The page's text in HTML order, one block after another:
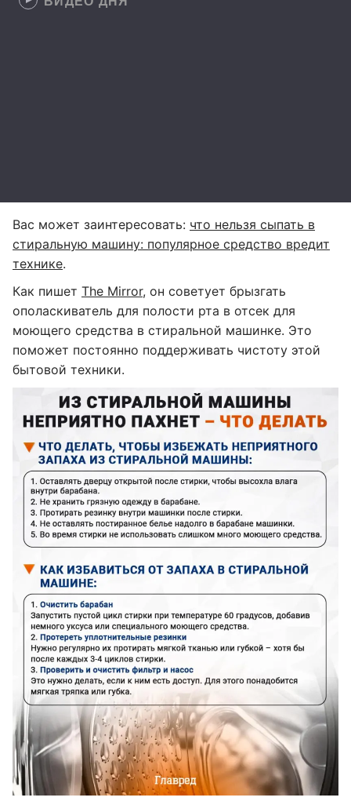
Вас может заинтересовать: что нельзя сыпать в
стиральную машину: популярное средство вредит
технике.
Как пишет The Mirror, он советует брызгать
ополаскиватель для полости рта в отсек для
моющего средства в стиральной машинке. Это
поможет постоянно поддерживать чистоту этой
бытовой техники.